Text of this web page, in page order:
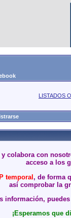
LISTADOS
y colabora con
acceso a los
temporal, de forma
así comprobar la
información,
¡Esperamos que